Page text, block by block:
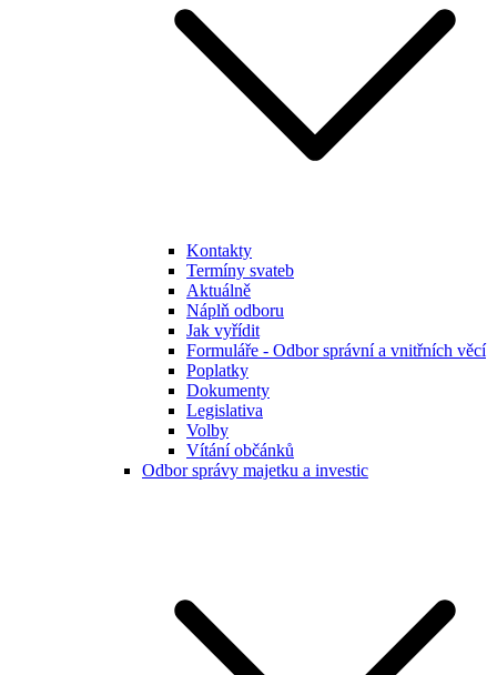
Kontakty
Termíny svateb
Aktuálně
Náplň odboru
Jak vyřídit
Formuláře - Odbor správní a vnitřních věcí
Poplatky
Dokumenty
Legislativa
Volby
Vítání občánků
Odbor správy majetku a investic